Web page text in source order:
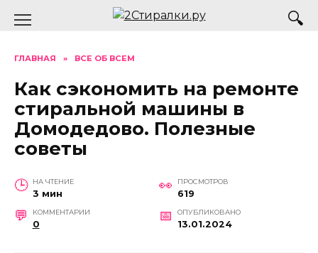
ГЛАВНАЯ » ВСЕ ОБ ВСЕМ
Как сэкономить на ремонте
стиральной машины в
Домодедово. Полезные
советы
НА ЧТЕНИЕ
3 мин
ПРОСМОТРОВ
619
КОММЕНТАРИИ
0
ОПУБЛИКОВАНО
13.01.2024